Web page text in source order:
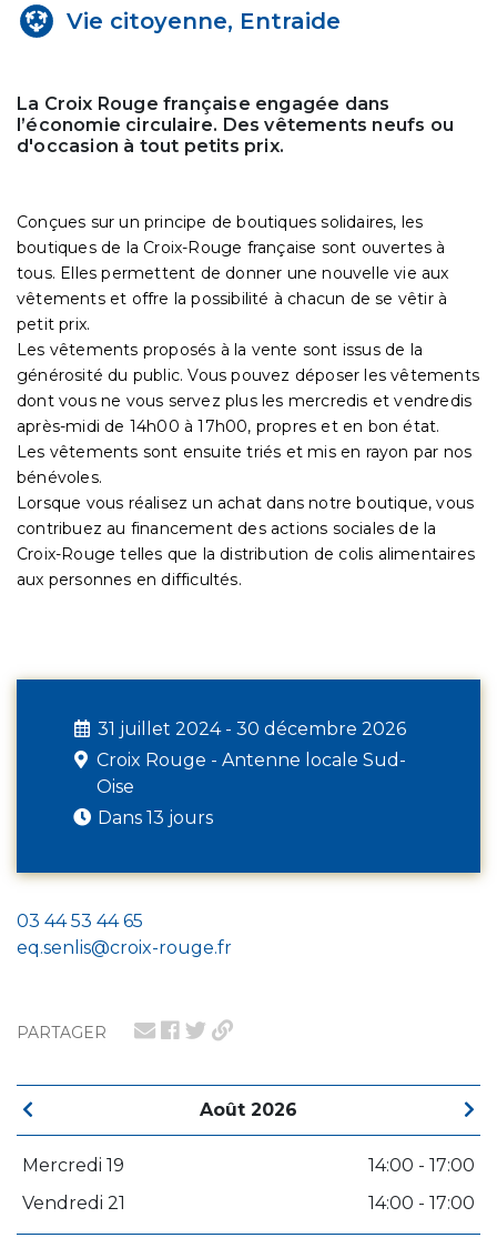
PARTAGER
Août 2026
Mercredi 19
14:00 - 17:00
Vendredi 21
14:00 - 17:00
Vie citoyenne, Entraide
La Croix Rouge française engagée dans
l’économie circulaire. Des vêtements neufs ou
d'occasion à tout petits prix.
Conçues sur un principe de boutiques solidaires, les
boutiques de la Croix-Rouge française sont ouvertes à
tous. Elles permettent de donner une nouvelle vie aux
vêtements et offre la possibilité à chacun de se vêtir à
petit prix.
Les vêtements proposés à la vente sont issus de la
générosité du public. Vous pouvez déposer les vêtements
dont vous ne vous servez plus les mercredis et vendredis
après-midi de 14h00 à 17h00, propres et en bon état.
Les vêtements sont ensuite triés et mis en rayon par nos
bénévoles.
Lorsque vous réalisez un achat dans notre boutique, vous
contribuez au financement des actions sociales de la
Croix-Rouge telles que la distribution de colis alimentaires
aux personnes en difficultés.
31 juillet 2024 - 30 décembre 2026
Croix Rouge - Antenne locale Sud-
Oise
Dans 13 jours
03 44 53 44 65
eq.senlis@croix-rouge.fr